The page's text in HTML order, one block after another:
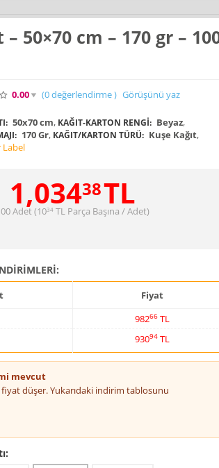
– 50×70 cm – 170 gr –
0.00 (0değerlendirme) Görüşünü yaz
50x70 cm, KAĞIT-KARTON RENGI: Beyaz,
170 Gr, KAĞIT/KARTON TÜRÜ: Kuşe Kağıt,
Label
1,03438TL
Adet (1034 TLParça Başına / Adet)
Fiyat
98266 TL
93094 TL
mevcut
düşer. Yukarıdaki indirim tablosunu